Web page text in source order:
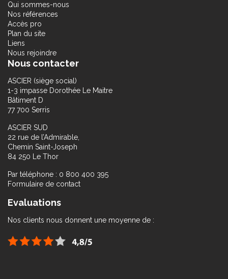
Qui sommes-nous
Nos références
Accès pro
Plan du site
Liens
Nous rejoindre
Nous contacter
ASCIER (siège social)
1-3 impasse Dorothée Le Maitre
Bâtiment D
77 700 Serris
ASCIER SUD
22 rue de l’Admirable,
Chemin Saint-Joseph
84 250 Le Thor
Par téléphone : 0 800 400 395
Formulaire de contact
Evaluations
Nos clients nous donnent une moyenne de :